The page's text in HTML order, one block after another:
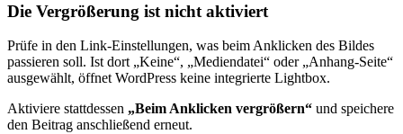
Die Vergrößerung ist nicht aktiviert
Prüfe in den Link-Einstellungen, was beim Anklicken des Bildes
passieren soll. Ist dort „Keine“, „Mediendatei“ oder „Anhang-Seite“
ausgewählt, öffnet WordPress keine integrierte Lightbox.
Aktiviere stattdessen „Beim Anklicken vergrößern“ und speichere
den Beitrag anschließend erneut.